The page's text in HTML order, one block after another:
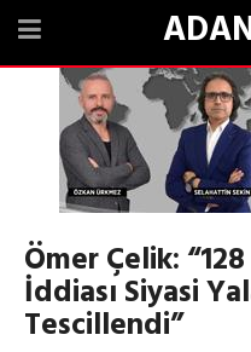
Ömer Çelik:
İddiası Siyasi
Tescillendi”